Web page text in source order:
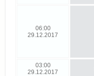
06:00
29.12.2017
03:00
29.12.2017